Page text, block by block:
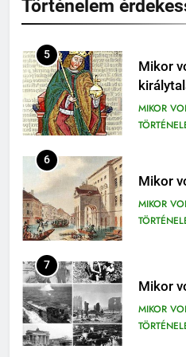
Történelem
MIKOR
6
Mikor
7
Mikor
MIKOR
8
Ki volt
KIK
A jó
11
BIOLÓGIA
12